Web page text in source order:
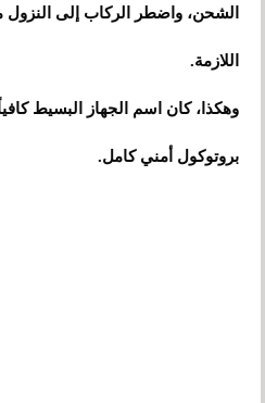
الشحن، واضطر الركاب إلى النزول
اللازمة.
وهكذا، كان اسم الجهاز البسيط
بروتوكول أمني كامل.